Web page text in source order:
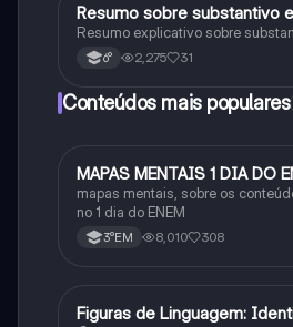
Português
Resumo sobre substantivo
Resumo explicativo sobre
6° 2,275 31
Conteúdos mais populares
Português
MAPAS MENTAIS 1 DIA DO
mapas mentais, sobre os
no 1 dia do ENEM
3°EM 8,010 308
FPortuguês
Figuras de Linguagem: